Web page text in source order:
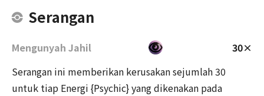
Serangan
Mengunyah Jahil
30×
Serangan ini memberikan kerusakan sejumlah 30
untuk tiap Energi {Psychic} yang dikenakan pada